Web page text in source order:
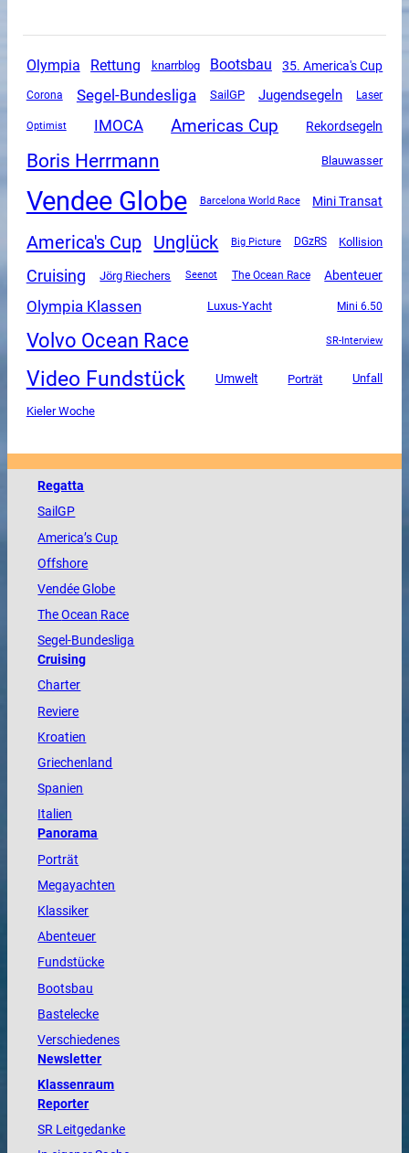
Olympia Rettung knarrblog Bootsbau 35. America's Cup
Corona Segel-Bundesliga SailGP Jugendsegeln Laser
Optimist IMOCA Americas Cup Rekordsegeln
Boris Herrmann Blauwasser
Vendee Globe Barcelona World Race Mini Transat
America's Cup Unglück Big Picture DGzRS Kollision
Cruising Jörg Riechers Seenot The Ocean Race Abenteuer
Olympia Klassen Luxus-Yacht Mini 6.50
Volvo Ocean Race SR-Interview
Video Fundstück Umwelt Porträt Unfall
Kieler Woche
Regatta
SailGP
America’s Cup
Offshore
VendéeGlobe
TheOcean Race
Segel-Bundesliga
Cruising
Charter
Reviere
Kroatien
Griechenland
Spanien
Italien
Panorama
Porträt
Megayachten
Klassiker
Abenteuer
Fundstücke
Bootsbau
Bastelecke
Verschiedenes
Newsletter
Klassenraum
Reporter
SR Leitgedanke